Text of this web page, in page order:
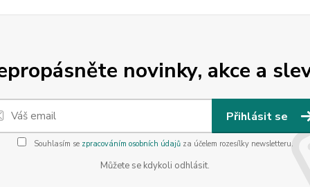
novinky, akce a
Přihlásit se
Souhlasím se zpracováním osobních údajůza účelem rozesílky newsletteru.
Můžete se kdykoli odhlásit.